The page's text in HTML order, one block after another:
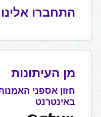
התחברו
מן העיתונות
חזון אספני
באינטרנט